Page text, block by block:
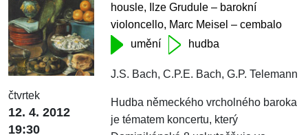
čtvrtek
12. 4. 2012
19:30
housle, Ilze Grudule – barokní
violoncello, Marc Meisel – cembalo
umění
hudba
J.S. Bach, C.P.E. Bach, G.P. Telemann
Hudba německého vrcholného baroka
je tématem koncertu, který